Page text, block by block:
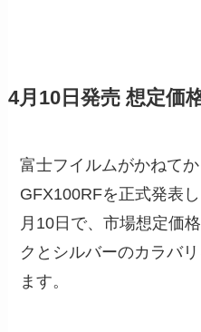
4月10日発売 想定価
富士フイルムがかねて
GFX100RFを正式発表
月10日で、市場想定価
クとシルバーのカラバ
ます。